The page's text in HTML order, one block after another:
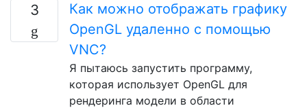
3
Как можно отображать графику
OpenGL удаленно с помощью
VNC?
Я пытаюсь запустить программу,
которая использует OpenGL для
рендеринга модели в области